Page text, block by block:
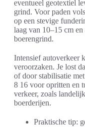
eventueel geotextiel
grind. Voor paden
op een stevige
laag van 10–15 cm
boerengrind.
Intensief autoverkeer
veroorzaken. Je lost
of door stabilisatie
8 16 voor opritten en
verkeer, zoals
boerderijen.
Praktische tip: